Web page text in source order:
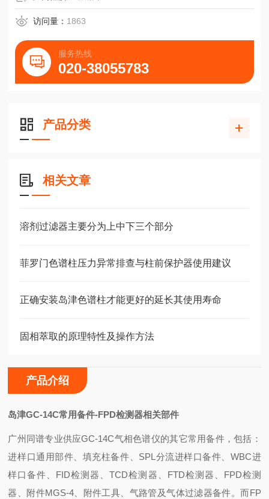
访问量： 1863
服务热线
020-38055783
产品分类
相关文章
溶剂过滤器主要分为上中下三个部分
菲罗门色谱柱压力异常排查与柱前保护器使用建议
正确安装岛津色谱柱才能更好的延长其使用寿命
固相萃取的原理特性及操作方法
产品介绍
岛津GC-14C常用备件-FPD检测器相关部件
广州同谱专业供应GC-14C气相色谱仪的其它常用备件，包括：
进样口通用部件、填充柱备件、SPL分流进样口备件、WBC进
样口备件、FID检测器、TCD检测器、FTD检测器、FPD检测
器、附件MGS-4、附件工具、气路管及气体过滤器备件。而FP